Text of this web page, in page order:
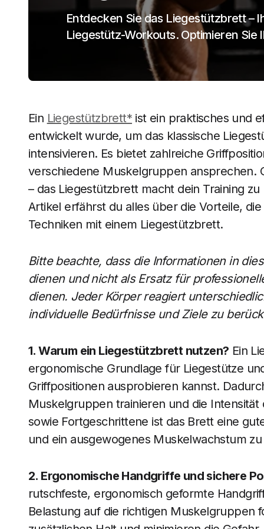
Entdecken Sie das Liegestützbrett –
Liegestütz-Workouts. Optimieren
Ein Liegestützbrett* ist ein praktisches und
entwickelt wurde, um das klassische
intensivieren. Es bietet zahlreiche
verschiedene Muskelgruppen ansprechen.
– das Liegestützbrett macht dein Training
Artikel erfährst du alles über die Vorteile,
Techniken mit einem Liegestützbrett.
Bitte beachte, dass die Informationen in
dienen und nicht als Ersatz für
dienen. Jeder Körper reagiert
individuelle Bedürfnisse und Ziele zu
1. Warum ein Liegestützbrett nutzen? Ein
ergonomische Grundlage für Liegestütze
Griffpositionen ausprobieren kannst.
Muskelgruppen trainieren und die
sowie Fortgeschrittene ist das Brett eine
und ein ausgewogenes Muskelwachstum
2. Ergonomische Handgriffe und sichere
rutschfeste, ergonomisch geformte
Belastung auf die richtigen Muskelgruppen